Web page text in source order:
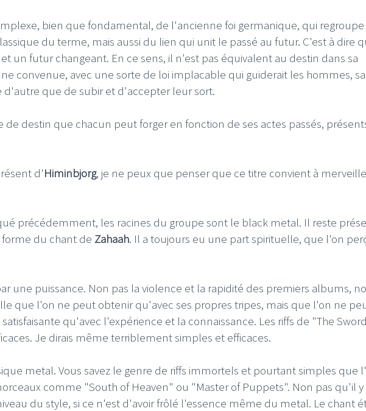
bien que fondamental, de l'ancienne foi germanique, qui regroupe
du terme, mais aussi du lien qui unit le passé au futur. C'est à dire
un futur changeant. En ce sens, il n'est pas équivalent au destin dans sa
convenue, avec une sorte de loi implacable qui guiderait les hommes,
d'autre que de subir et d'accepter leur sort.
de destin que chacun peut forger en fonction de ses actes passés,
d'Himinbjorg, je ne peux que penser que ce titre convient à
précédemment, les racines du groupe sont le black metal. Il reste
du chant de Zahaah. Il a toujours eu une part spirituelle, que l'on
une puissance. Non pas la violence et la rapidité des premiers albums,
que l'on ne peut obtenir qu'avec ses propres tripes, mais que l'on ne
qu'avec l'expérience et la connaissance. Les riffs de "The
Je dirais même terriblement simples et efficaces.
metal. Vous savez le genre de riffs immortels et pourtant simples que
comme "South of Heaven" ou "Master of Puppets". Non pas qu'il y
du style, si ce n'est d'avoir frôlé l'essence même du metal. Le chant